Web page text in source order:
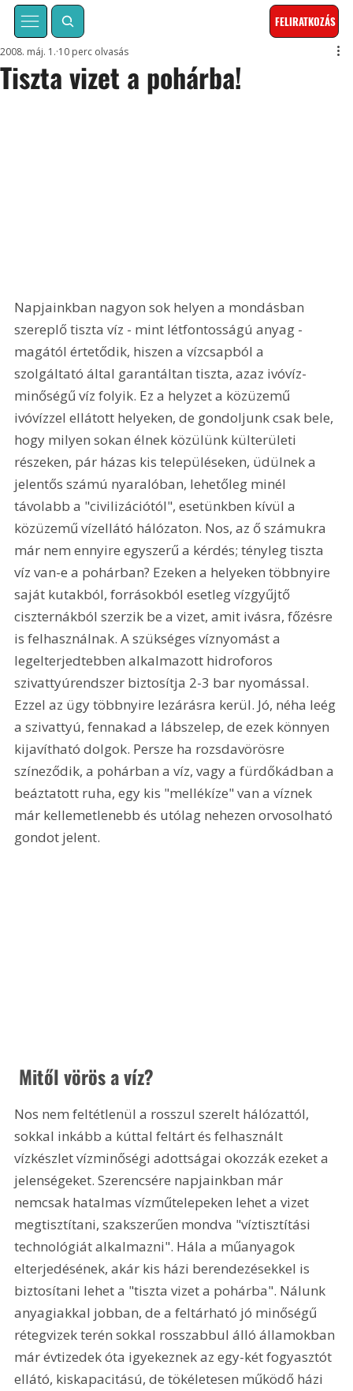
FELIRATKOZÁS
Tiszta vizet a pohárba!
2008. máj. 1. 10 perc olvasás
Napjainkban nagyon sok helyen a mondásban
szereplő tiszta víz - mint létfontosságú anyag -
magától értetődik, hiszen a vízcsapból a
szolgáltató által garantáltan tiszta, azaz ivóvíz-
minőségű víz folyik. Ez a helyzet a közüzemű
ivóvízzel ellátott helyeken, de gondoljunk csak bele,
hogy milyen sokan élnek közülünk külterületi
részeken, pár házas kis településeken, üdülnek a
jelentős számú nyaralóban, lehetőleg minél
távolabb a "civilizációtól", esetünkben kívül a
közüzemű vízellátó hálózaton. Nos, az ő számukra
már nem ennyire egyszerű a kérdés; tényleg tiszta
víz van-e a pohárban? Ezeken a helyeken többnyire
saját kutakból, forrásokból esetleg vízgyűjtő
ciszternákból szerzik be a vizet, amit ivásra, főzésre
is felhasználnak. A szükséges víznyomást a
legelterjedtebben alkalmazott hidroforos
szivattyúrendszer biztosítja 2-3 bar nyomással.
Ezzel az ügy többnyire lezárásra kerül. Jó, néha leég
a szivattyú, fennakad a lábszelep, de ezek könnyen
kijavítható dolgok. Persze ha rozsdavörösre
színeződik, a pohárban a víz, vagy a fürdőkádban a
beáztatott ruha, egy kis "mellékíze" van a víznek
már kellemetlenebb és utólag nehezen orvosolható
gondot jelent.
Mitől vörös a víz?
Nos nem feltétlenül a rosszul szerelt hálózattól,
sokkal inkább a kúttal feltárt és felhasznált
vízkészlet vízminőségi adottságai okozzák ezeket a
jelenségeket. Szerencsére napjainkban már
nemcsak hatalmas vízműtelepeken lehet a vizet
megtisztítani, szakszerűen mondva "víztisztítási
technológiát alkalmazni". Hála a műanyagok
elterjedésének, akár kis házi berendezésekkel is
biztosítani lehet a "tiszta vizet a pohárba". Nálunk
anyagiakkal jobban, de a feltárható jó minőségű
rétegvizek terén sokkal rosszabbul álló államokban
már évtizedek óta igyekeznek az egy-két fogyasztót
ellátó, kiskapacitású, de tökéletesen működő házi